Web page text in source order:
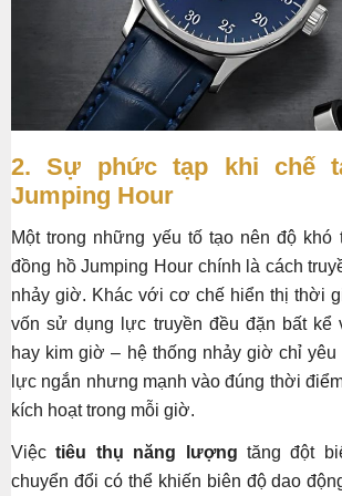
2. Sự phức tạp khi chế
Jumping Hour
Một trong những yếu tố tạo nên độ khó
đồng hồ Jumping Hour chính là cách
nhảy giờ. Khác với cơ chế hiển thị thời
vốn sử dụng lực truyền đều đặn bất kể
hay kim giờ – hệ thống nhảy giờ chỉ yêu
lực ngắn nhưng mạnh vào đúng thời
kích hoạt trong mỗi giờ.
Việctiêu thụ năng lượng tăng đột
chuyển đổi có thể khiến biên độ dao